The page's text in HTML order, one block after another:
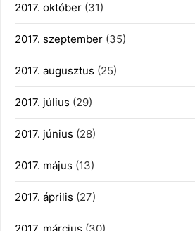
2017. október (31)
2017. szeptember (35)
2017. augusztus (25)
2017. július (29)
2017. június (28)
2017. május (13)
2017. április (27)